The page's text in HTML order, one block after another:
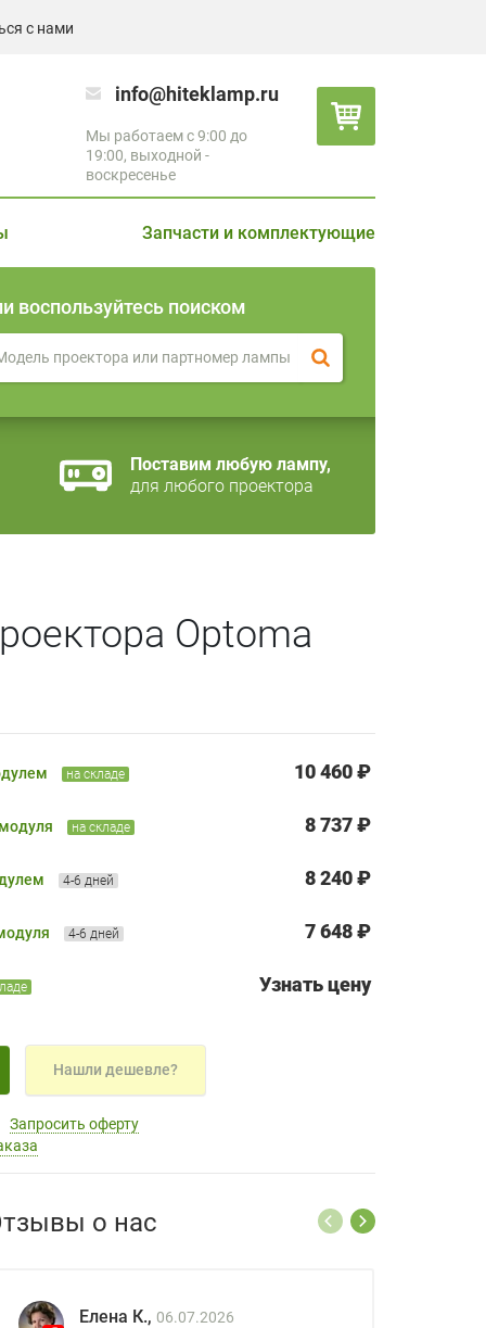
с нами
info@hiteklamp.ru
Мы работаем с 9:00 до
19:00, выходной -
воскресенье
Запчасти и комплектующие
воспользуйтесь поиском
Поставим любую лампу,
для любого проектора
Optoma
на складе 10 460 ₽
на складе 8 737 ₽
4-6 дней 8 240 ₽
4-6 дней 7 648 ₽
Узнать цену
Нашли дешевле?
Запросить оферту
о нас
Елена К., 06.07.2026